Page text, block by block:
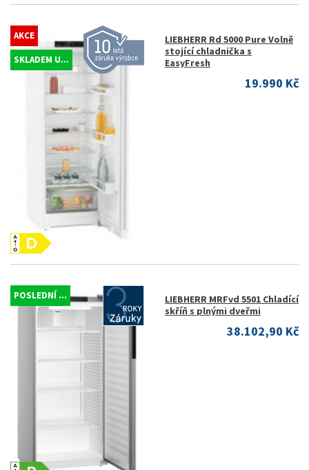
AKCE
SKLADEM U...
LIEBHERR Rd 5000 Pure Volně
stojící chladnička s
EasyFresh
19.990 Kč
POSLEDNÍ ...
LIEBHERR MRFvd 5501 Chladící
skříň s plnými dveřmi
38.102,90 Kč